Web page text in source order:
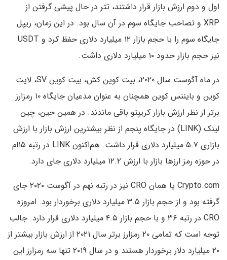
اول و دوم ارزش بازار قرار داشتند، تتر در حال پیشی گرفتن از
XRP و تصاحب جایگاه سوم در آن سال بود. در این زمان، ریپل
جایگاه سوم را با حجم بازار ۱۲ میلیارد دلاری حفظ کرد و USDT
نیز حجم بازار حدود ۱۰ میلیارد دلاری داشت.
در ماه آگوست سال ۲۰۲۰، بیت کوین کش، بیت کوین SV، لایت
کوین و بایننس کوین همچنان به عنوان مدعیان جایگاه ۱۰ رمزارز
برتر از نظر ارزش بازار کریپتو باقی ماندند. در همین حین، چین
لینک (LINK) در جایگاه پنجم از نظر بیشترین ارزش بازار با ارزش
بازاری ۵.۷ میلیارد دلاری قرار داشت. هم‌اکنون LINK در رتبه ۱۵ام
در حوزه رمز ارزها بازار با ارزش ۱۲.۲ میلیارد دلاری جای دارد.
Crypto.com یا همان CRO نیز در رتبه نهم در آگوست ۲۰۲۰ جای
گرفته بود و از حجم بازار ۳.۵ میلیارد دلاری برخوردار بود. امروزه
CRO در رتبه ۳۶ و با حجم بازار ۴.۵ میلیارد دلاری قرار دارد. جالب
توجه است که تمامی ۲۰ رمزارز برتر سال ۲۰۲۱ از ارزش بازار بیشتر از
۲۰ میلیارد دلار برخوردار هستند و در سال ۲۰۱۹ تنها سه رمزارز این